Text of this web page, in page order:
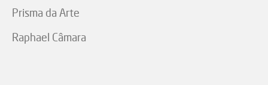
Prisma da Arte
Raphael Câmara